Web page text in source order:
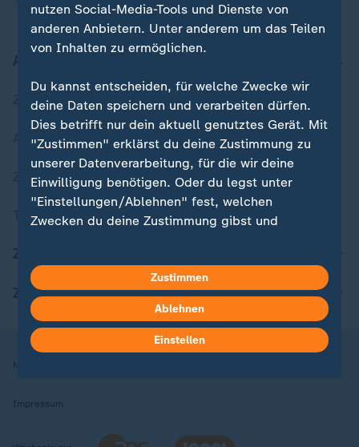
Zuletzt veröffentlicht
Aktuelle Sendungs-Videos
ZDFheute Stories
Themen im Überblick
ZDFheute Apps
Nutzungsbedingungen
Impressum
nutzen Social-Media-Tools und Dienste von
anderen Anbietern. Unter anderem um das Teilen
von Inhalten zu ermöglichen.
Du kannst entscheiden, für welche Zwecke wir
deine Daten speichern und verarbeiten dürfen.
Dies betrifft nur dein aktuell genutztes Gerät. Mit
"Zustimmen" erklärst du deine Zustimmung zu
unserer Datenverarbeitung, für die wir deine
Einwilligung benötigen. Oder du legst unter
"Einstellungen/Ablehnen" fest, welchen
Zwecken du deine Zustimmung gibst und
in deinen Einstellungen widerrufen oder ändern.
Hier findest du das Impressum.
Weitere Informationen findest du in unserer
Datenschutzerklärung.
Zustimmen
Ablehnen
Einstellen